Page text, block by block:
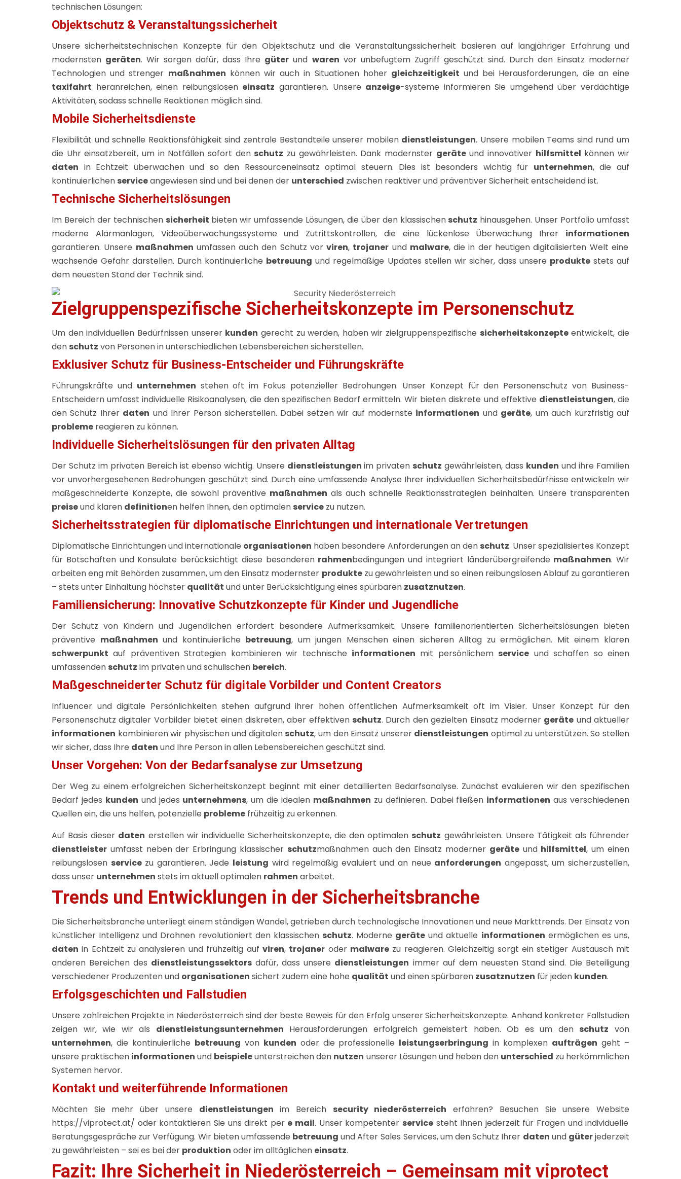
technischen Lösungen:
Objektschutz & Veranstaltungssicherheit
Unsere sicherheitstechnischen Konzepte für den Objektschutz und die Veranstaltungssicherheit basieren auf langjähriger Erfahrung und
modernsten geräten. Wir sorgen dafür, dass Ihre güter und waren vor unbefugtem Zugriff geschützt sind. Durch den Einsatz moderner
Technologien und strenger maßnahmen können wir auch in Situationen hoher gleichzeitigkeit und bei Herausforderungen, die an eine
taxifahrt heranreichen, einen reibungslosen einsatz garantieren. Unsere anzeige-systeme informieren Sie umgehend über verdächtige
Aktivitäten, sodass schnelle Reaktionen möglich sind.
Mobile Sicherheitsdienste
Flexibilität und schnelle Reaktionsfähigkeit sind zentrale Bestandteile unserer mobilen dienstleistungen. Unsere mobilen Teams sind rund um
die Uhr einsatzbereit, um in Notfällen sofort den schutz zu gewährleisten. Dank modernster geräteund innovativer hilfsmittel können wir
daten in Echtzeit überwachen und so den Ressourceneinsatz optimal steuern. Dies ist besonders wichtig für unternehmen, die auf
kontinuierlichen serviceangewiesen sind und bei denen der unterschied zwischen reaktiver und präventiver Sicherheit entscheidend ist.
Technische Sicherheitslösungen
Im Bereich der technischen sicherheit bieten wir umfassende Lösungen, die über den klassischen schutz hinausgehen. Unser Portfolio umfasst
moderne Alarmanlagen, Videoüberwachungssysteme und Zutrittskontrollen, die eine lückenlose Überwachung Ihrer informationen
garantieren. Unsere maßnahmen umfassen auch den Schutz vorviren, trojaner und malware, die in der heutigen digitalisierten Welt eine
wachsende Gefahr darstellen. Durch kontinuierliche betreuung und regelmäßige Updates stellen wir sicher, dass unsere produktestets auf
dem neuesten Stand der Technik sind.
Zielgruppenspezifische Sicherheitskonzepte im Personenschutz
Um den individuellen Bedürfnissen unserer kunden gerecht zu werden, haben wir zielgruppenspezifische sicherheitskonzepteentwickelt, die
den schutz von Personen in unterschiedlichen Lebensbereichen sicherstellen.
Exklusiver Schutz für Business-Entscheider und Führungskräfte
Führungskräfte und unternehmen stehen oft im Fokus potenzieller Bedrohungen. Unser Konzept für den Personenschutz von Business-
Entscheidern umfasst individuelle Risikoanalysen, die den spezifischen Bedarf ermitteln. Wir bieten diskrete und effektive dienstleistungen, die
den Schutz Ihrer daten und Ihrer Person sicherstellen. Dabei setzen wir auf modernste informationen und geräte, um auch kurzfristig auf
probleme reagieren zu können.
Individuelle Sicherheitslösungen für den privaten Alltag
Der Schutz im privaten Bereich ist ebenso wichtig. Unsere dienstleistungen im privaten schutz gewährleisten, dass kunden und ihre Familien
vor unvorhergesehenen Bedrohungen geschützt sind. Durch eine umfassende Analyse Ihrer individuellen Sicherheitsbedürfnisse entwickeln wir
maßgeschneiderte Konzepte, die sowohl präventive maßnahmen als auch schnelle Reaktionsstrategien beinhalten. Unsere transparenten
preiseund klaren definitionen helfen Ihnen, den optimalen service zu nutzen.
Sicherheitsstrategien für diplomatische Einrichtungen und internationale Vertretungen
Diplomatische Einrichtungen und internationale organisationen haben besondere Anforderungen an den schutz. Unser spezialisiertes Konzept
für Botschaften und Konsulate berücksichtigt diese besonderen rahmenbedingungen und integriert länderübergreifende maßnahmen. Wir
arbeiten eng mit Behörden zusammen, um den Einsatz modernster produktezu gewährleisten und so einen reibungslosen Ablauf zu garantieren
– stets unter Einhaltung höchster qualität und unter Berücksichtigung eines spürbaren zusatznutzen.
Familiensicherung: Innovative Schutzkonzepte für Kinder und Jugendliche
Der Schutz von Kindern und Jugendlichen erfordert besondere Aufmerksamkeit. Unsere familienorientierten Sicherheitslösungen bieten
präventive maßnahmen und kontinuierliche betreuung, um jungen Menschen einen sicheren Alltag zu ermöglichen. Mit einem klaren
schwerpunkt auf präventiven Strategien kombinieren wir technische informationen mit persönlichem service und schaffen so einen
umfassenden schutz im privaten und schulischen bereich.
Maßgeschneiderter Schutz für digitale Vorbilder und Content Creators
Influencer und digitale Persönlichkeiten stehen aufgrund ihrer hohen öffentlichen Aufmerksamkeit oft im Visier. Unser Konzept für den
Personenschutz digitaler Vorbilder bietet einen diskreten, aber effektiven schutz. Durch den gezielten Einsatz moderner geräte und aktueller
informationen kombinieren wir physischen und digitalen schutz, um den Einsatz unserer dienstleistungen optimal zu unterstützen. So stellen
wir sicher, dass Ihre daten und Ihre Person in allen Lebensbereichen geschützt sind.
Unser Vorgehen: Von der Bedarfsanalyse zur Umsetzung
Der Weg zu einem erfolgreichen Sicherheitskonzept beginnt mit einer detaillierten Bedarfsanalyse. Zunächst evaluieren wir den spezifischen
Bedarf jedes kunden und jedes unternehmens, um die idealen maßnahmen zu definieren. Dabei fließen informationen aus verschiedenen
Quellen ein, die uns helfen, potenzielle probleme frühzeitig zu erkennen.
Auf Basis dieser daten erstellen wir individuelle Sicherheitskonzepte, die den optimalen schutz gewährleisten. Unsere Tätigkeit als führender
dienstleister umfasst neben der Erbringung klassischer schutzmaßnahmen auch den Einsatz moderner geräteund hilfsmittel, um einen
reibungslosen servicezu garantieren. Jede leistung wird regelmäßig evaluiert und an neue anforderungen angepasst, um sicherzustellen,
dass unser unternehmen stets im aktuell optimalen rahmen arbeitet.
Trends und Entwicklungen in der Sicherheitsbranche
Die Sicherheitsbranche unterliegt einem ständigen Wandel, getrieben durch technologische Innovationen und neue Markttrends. Der Einsatz von
künstlicher Intelligenz und Drohnen revolutioniert den klassischen schutz. Moderne geräte und aktuelle informationen ermöglichen es uns,
daten in Echtzeit zu analysieren und frühzeitig auf viren, trojaner oder malware zu reagieren. Gleichzeitig sorgt ein stetiger Austausch mit
anderen Bereichen des dienstleistungssektors dafür, dass unsere dienstleistungen immer auf dem neuesten Stand sind. Die Beteiligung
verschiedener Produzenten und organisationen sichert zudem eine hohe qualität und einen spürbaren zusatznutzen für jeden kunden.
Erfolgsgeschichten und Fallstudien
Unsere zahlreichen Projekte in Niederösterreich sind der beste Beweis für den Erfolg unserer Sicherheitskonzepte. Anhand konkreter Fallstudien
zeigen wir, wie wir als dienstleistungsunternehmen Herausforderungen erfolgreich gemeistert haben. Ob es um den schutz von
unternehmen, die kontinuierliche betreuung von kunden oder die professionelle leistungserbringung in komplexen aufträgen geht –
unsere praktischen informationen und beispieleunterstreichen den nutzen unserer Lösungen und heben den unterschied zu herkömmlichen
Systemen hervor.
Kontakt und weiterführende Informationen
Möchten Sie mehr über unsere dienstleistungen im Bereich security niederösterreich erfahren? Besuchen Sie unsere Website
https://viprotect.at/ oder kontaktieren Sie uns direkt per e mail. Unser kompetenter servicesteht Ihnen jederzeit für Fragen und individuelle
Beratungsgespräche zur Verfügung. Wir bieten umfassende betreuung und After Sales Services, um den Schutz Ihrer daten und güterjederzeit
zu gewährleisten – sei es bei der produktion oder im alltäglichen einsatz.
Fazit: Ihre Sicherheit in Niederösterreich – Gemeinsam mit viprotect